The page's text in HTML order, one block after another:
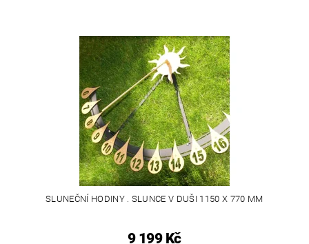
SLUNEČNÍ HODINY . SLUNCE V DUŠI 1150 X 770 MM
9 199 Kč